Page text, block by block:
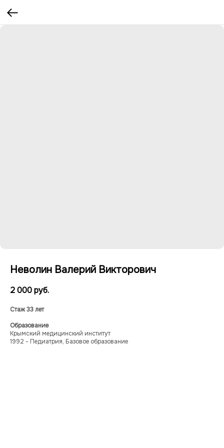
Неволин Валерий Викторович
2 000руб.
Стаж 33 лет
Образование
Крымский медицинский институт
1992 - Педиатрия, Базовое образование